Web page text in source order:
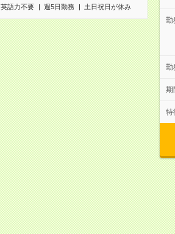
英語力不要
週5日勤務 土日祝日が休み
勤
勤
期
特